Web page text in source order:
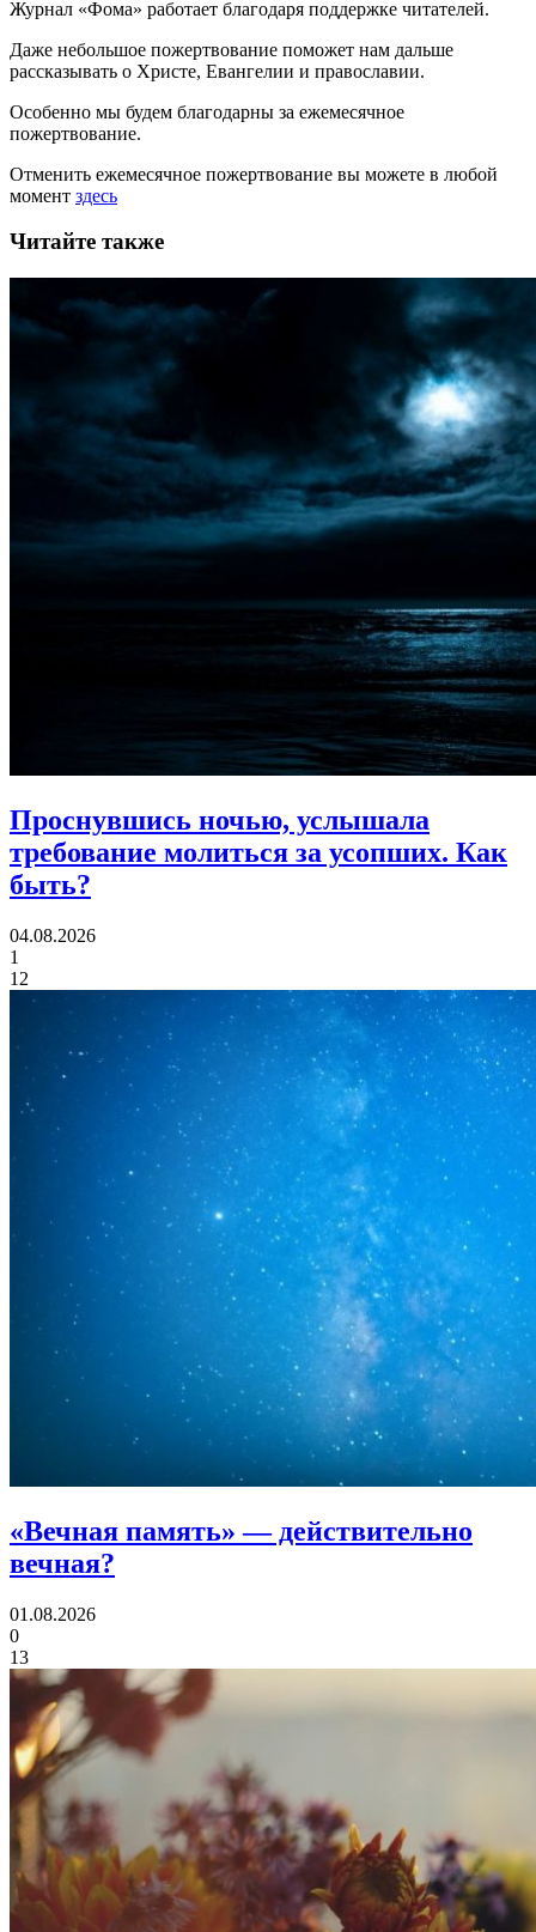
Журнал «Фома» работает благодаря поддержке читателей.
Даже небольшое пожертвование поможет нам дальше
рассказывать о Христе, Евангелии и православии.
Особенно мы будем благодарны за ежемесячное
пожертвование.
Отменить ежемесячное пожертвование вы можете в любой
момент здесь
Читайте также
Проснувшись ночью, услышала
требование молиться за усопших. Как
быть?
04.08.2026
1
12
«Вечная память» — действительно
вечная?
01.08.2026
0
13